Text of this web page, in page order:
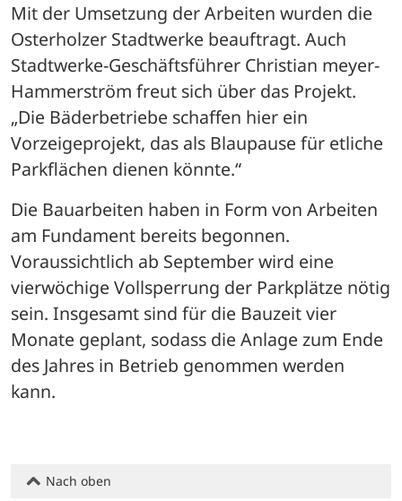
Mit der Umsetzung der Arbeiten wurden die
Osterholzer Stadtwerke beauftragt. Auch
Stadtwerke-Geschäftsführer Christian meyer-
Hammerström freut sich über das Projekt.
„Die Bäderbetriebe schaffen hier ein
Vorzeigeprojekt, das als Blaupause für etliche
Parkflächen dienen könnte.“
Die Bauarbeiten haben in Form von Arbeiten
am Fundament bereits begonnen.
Voraussichtlich ab September wird eine
vierwöchige Vollsperrung der Parkplätze nötig
sein. Insgesamt sind für die Bauzeit vier
Monate geplant, sodass die Anlage zum Ende
des Jahres in Betrieb genommen werden
kann.
Nach oben